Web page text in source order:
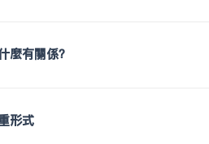
麼有關係？
形式